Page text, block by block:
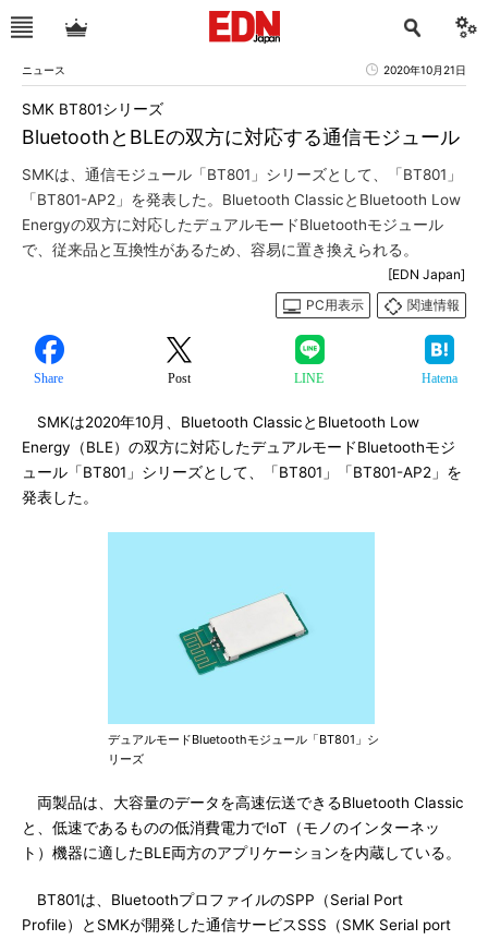
ニュース 2020年10月21日
BluetoothとBLEの双方に対応する通信モジュール
SMK BT801シリーズ
SMKは、通信モジュール「BT801」シリーズとして、「BT801」
「BT801-AP2」を発表した。Bluetooth ClassicとBluetooth Low
Energyの双方に対応したデュアルモードBluetoothモジュール
で、従来品と互換性があるため、容易に置き換えられる。
[EDN Japan]
PC用表示
関連情報
Share Post LINE Hatena
SMKは2020年10月、Bluetooth ClassicとBluetooth Low
Energy（BLE）の双方に対応したデュアルモードBluetoothモジ
ュール「BT801」シリーズとして、「BT801」「BT801-AP2」を
発表した。
デュアルモードBluetoothモジュール「BT801」シ
リーズ
両製品は、大容量のデータを高速伝送できるBluetooth Classic
と、低速であるものの低消費電力でIoT（モノのインターネッ
ト）機器に適したBLE両方のアプリケーションを内蔵している。
BT801は、BluetoothプロファイルのSPP（Serial Port
Profile）とSMKが開発した通信サービスSSS（SMK Serial port